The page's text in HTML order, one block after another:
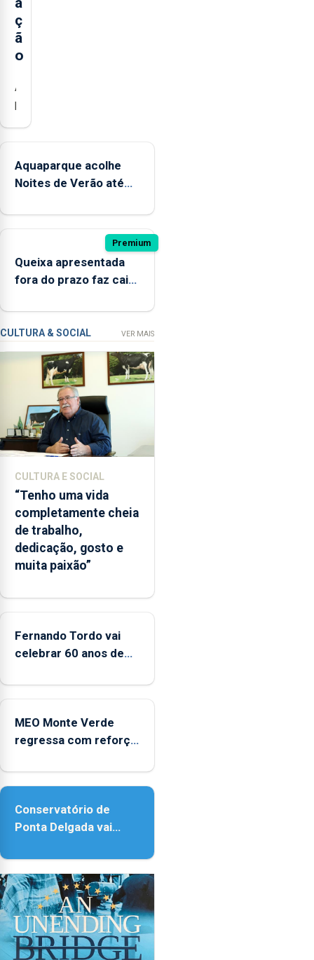
ç
ã
o
A
praia
dos
a
banhos,
estado
interditada
microbiológica”,
pela
terceira
desde
o
início
da
época
balnear
Aquaparque acolhe
Noites de Verão até
Premium
Queixa apresentada
fora do prazo faz cair
violação
CULTURA & SOCIAL VER MAIS
CULTURA E SOCIAL
“Tenho uma vida
completamente cheia
de trabalho,
dedicação, gosto e
muita paixão”
Fernando Tordo vai
celebrar 60 anos de
Micaelense
MEO Monte Verde
regressa com reforço
Conservatório de
Ponta Delgada vai
instrumentos